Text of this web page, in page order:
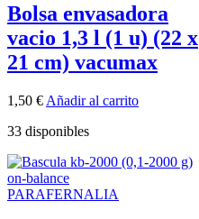
Bolsa envasadora
vacio 1,3 l (1 u) (22 x
21 cm) vacumax
1,50 € Añadir al carrito
33 disponibles
PARAFERNALIA